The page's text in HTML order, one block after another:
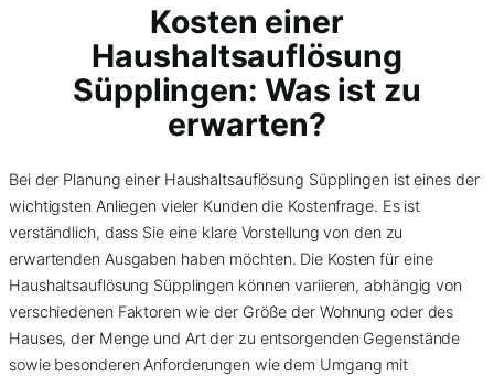
Kosten einer
Haushaltsauflösung
Süpplingen: Was ist zu
erwarten?
Bei der Planung einer Haushaltsauflösung Süpplingen ist eines der
wichtigsten Anliegen vieler Kunden die Kostenfrage. Es ist
verständlich, dass Sie eine klare Vorstellung von den zu
erwartenden Ausgaben haben möchten. Die Kosten für eine
Haushaltsauflösung Süpplingen können variieren, abhängig von
verschiedenen Faktoren wie der Größe der Wohnung oder des
Hauses, der Menge und Art der zu entsorgenden Gegenstände
sowie besonderen Anforderungen wie dem Umgang mit